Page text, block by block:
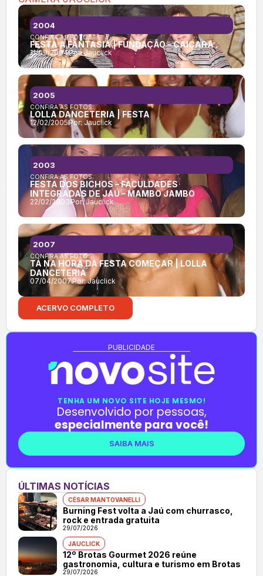
CONFIRA AS FOTOS:
FESTA À FANTASIA | FUNDAÇÃO – CAIÇARA
11/09/2004Por:Jauclick
2004
CONFIRA AS FOTOS:
LOLLA DANCETERIA | FESTA
12/02/2005Por:Jauclick
2005
CONFIRA AS FOTOS:
FESTA DOS BICHOS – FACULDADES
INTEGRADAS DE JAÚ – MAMBO JAMBO
22/02/2003 Por:Jauclick
2003
CONFIRA AS FOTOS:
TÁ NA HORA DA FESTA COMEÇAR | LOLLA
DANCETERIA
07/04/2007Por:Jauclick
2007
ACERVO COMPLETO
PUBLICIDADE
TENHA UM NOVO SITE HOJE MESMO!
Desenvolvido por pessoas,
especialmente para você!
SAIBA MAIS
ÚLTIMAS NOTÍCIAS
CÉSAR MANTOVANELLI
Burning Fest volta a Jaú com churrasco,
rock e entrada gratuita
29/07/2026
JAUCLICK
12º Brotas Gourmet 2026 reúne
gastronomia, cultura e turismo em Brotas
29/07/2026